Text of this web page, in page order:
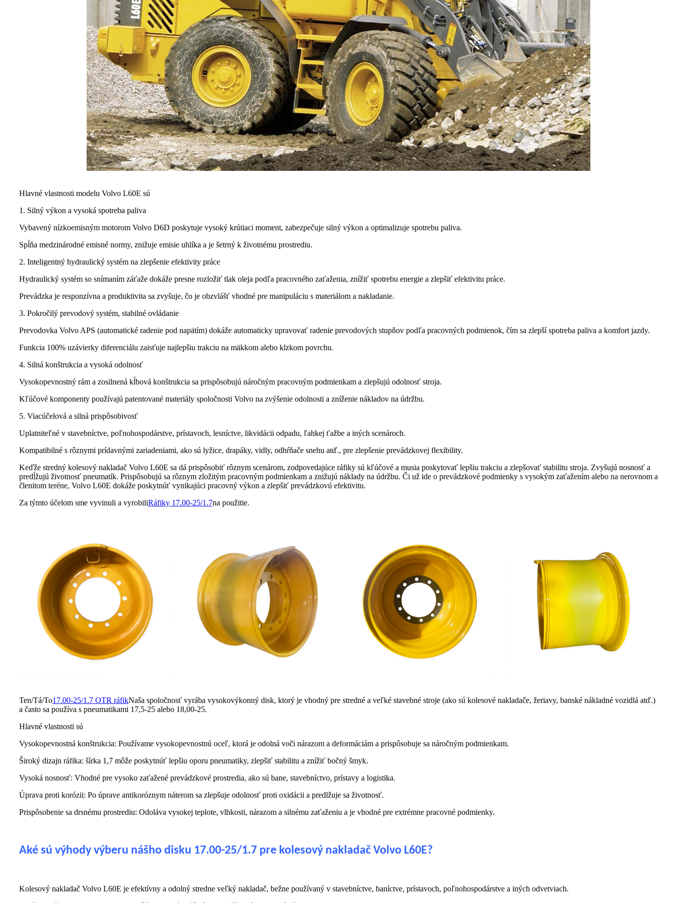
Hlavné vlastnosti modelu Volvo L60E sú
1. Silný výkon a vysoká spotreba paliva
Vybavený nízkoemisným motorom Volvo D6D poskytuje vysoký krútiaci moment, zabezpečuje silný výkon a optimalizuje spotrebu paliva.
Spĺňa medzinárodné emisné normy, znižuje emisie uhlíka a je šetrný k životnému prostrediu.
2. Inteligentný hydraulický systém na zlepšenie efektivity práce
Hydraulický systém so snímaním záťaže dokáže presne rozložiť tlak oleja podľa pracovného zaťaženia, znížiť spotrebu energie a zlepšiť efektivitu práce.
Prevádzka je responzívna a produktivita sa zvyšuje, čo je obzvlášť vhodné pre manipuláciu s materiálom a nakladanie.
3. Pokročilý prevodový systém, stabilné ovládanie
Prevodovka Volvo APS (automatické radenie pod napätím) dokáže automaticky upravovať radenie prevodových stupňov podľa pracovných podmienok, čím sa zlepší spotreba paliva a komfort jazdy.
Funkcia 100% uzávierky diferenciálu zaisťuje najlepšiu trakciu na mäkkom alebo klzkom povrchu.
4. Silná konštrukcia a vysoká odolnosť
Vysokopevnostný rám a zosilnená kĺbová konštrukcia sa prispôsobujú náročným pracovným podmienkam a zlepšujú odolnosť stroja.
Kľúčové komponenty používajú patentované materiály spoločnosti Volvo na zvýšenie odolnosti a zníženie nákladov na údržbu.
5. Viacúčelová a silná prispôsobivosť
Uplatniteľné v stavebníctve, poľnohospodárstve, prístavoch, lesníctve, likvidácii odpadu, ľahkej ťažbe a iných scenároch.
Kompatibilné s rôznymi prídavnými zariadeniami, ako sú lyžice, drapáky, vidly, odhŕňače snehu atď., pre zlepšenie prevádzkovej flexibility.
Keďže stredný kolesový nakladač Volvo L60E sa dá prispôsobiť rôznym scenárom, zodpovedajúce ráfiky sú kľúčové a musia poskytovať lepšiu trakciu a zlepšovať stabilitu stroja. Zvyšujú nosnosť a
predĺžujú životnosť pneumatík. Prispôsobujú sa rôznym zložitým pracovným podmienkam a znižujú náklady na údržbu. Či už ide o prevádzkové podmienky s vysokým zaťažením alebo na nerovnom a
členitom teréne, Volvo L60E dokáže poskytnúť vynikajúci pracovný výkon a zlepšiť prevádzkovú efektivitu.
Za týmto účelom sme vyvinuli a vyrobiliRáfiky 17.00-25/1.7na použitie.
Ten/Tá/To17.00-25/1.7 OTR ráfikNaša spoločnosť vyrába vysokovýkonný disk, ktorý je vhodný pre stredné a veľké stavebné stroje (ako sú kolesové nakladače, žeriavy, banské nákladné vozidlá atď.)
a často sa používa s pneumatikami 17,5-25 alebo 18,00-25.
Hlavné vlastnosti sú
Vysokopevnostná konštrukcia: Používame vysokopevnostnú oceľ, ktorá je odolná voči nárazom a deformáciám a prispôsobuje sa náročným podmienkam.
Široký dizajn ráfika: šírka 1,7 môže poskytnúť lepšiu oporu pneumatiky, zlepšiť stabilitu a znížiť bočný šmyk.
Vysoká nosnosť: Vhodné pre vysoko zaťažené prevádzkové prostredia, ako sú bane, stavebníctvo, prístavy a logistika.
Úprava proti korózii: Po úprave antikoróznym náterom sa zlepšuje odolnosť proti oxidácii a predlžuje sa životnosť.
Prispôsobenie sa drsnému prostrediu: Odoláva vysokej teplote, vlhkosti, nárazom a silnému zaťaženiu a je vhodné pre extrémne pracovné podmienky.
Aké sú výhody výberu nášho disku 17.00-25/1.7 pre kolesový nakladač Volvo L60E?
Kolesový nakladač Volvo L60E je efektívny a odolný stredne veľký nakladač, bežne používaný v stavebníctve, baníctve, prístavoch, poľnohospodárstve a iných odvetviach.